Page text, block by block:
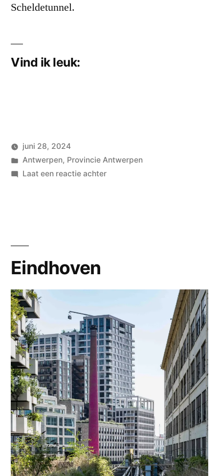
Scheldetunnel.
Vind ik leuk:
Geplaatst
door
wouterpinkhof
juni 28, 2024
Geplaatst
in
Antwerpen, Provincie Antwerpen
Laat een reactie achterop
Eindhoven